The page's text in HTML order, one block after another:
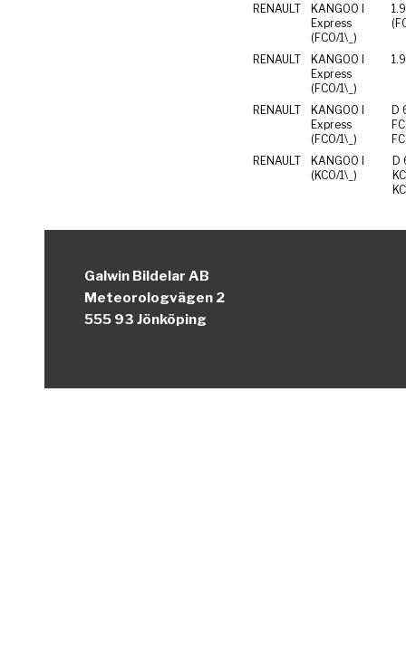
RENAULT
KANGOO I
Express
(FC0/1\_)
RENAULT
KANGOO I
Express
(FC0/1\_)
RENAULT
KANGOO I
Express
(FC0/1\_)
D
RENAULT
KANGOO I
(KC0/1\_)
D
Galwin Bildelar AB
Meteorologvägen 2
555 93 Jönköping